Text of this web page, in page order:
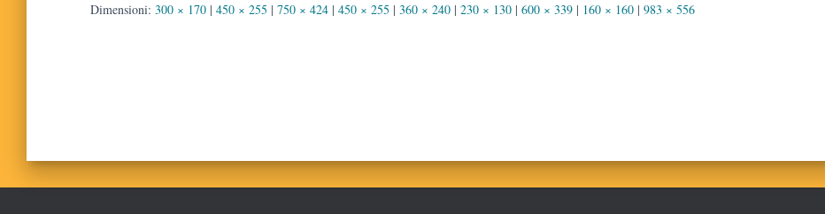
Dimensioni: 300 × 170 | 450 × 255 | 750 × 424 | 450 × 255 | 360 × 240 | 230 × 130 | 600 × 339 | 160 × 160 | 983 × 556